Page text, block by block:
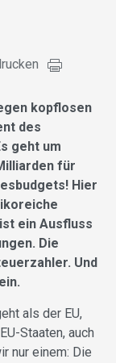
kopflosen
des
geht um
für
Hier
ein Ausfluss
Die
Und
als der EU,
Staaten, auch
nur einem: Die